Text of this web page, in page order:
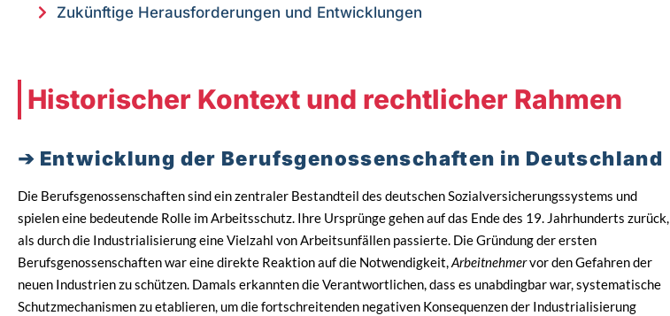
Zukünftige Herausforderungen und Entwicklungen
Historischer Kontext und rechtlicher Rahmen
Entwicklung der Berufsgenossenschaften in Deutschland
Die Berufsgenossenschaften sind ein zentraler Bestandteil des deutschen Sozialversicherungssystems und
spielen eine bedeutende Rolle im Arbeitsschutz. Ihre Ursprünge gehen auf das Ende des 19. Jahrhunderts zurück,
als durch die Industrialisierung eine Vielzahl von Arbeitsunfällen passierte. Die Gründung der ersten
Berufsgenossenschaften war eine direkte Reaktion auf die Notwendigkeit,Arbeitnehmervor den Gefahren der
neuen Industrien zu schützen. Damals erkannten die Verantwortlichen, dass es unabdingbar war, systematische
Schutzmechanismen zu etablieren, um die fortschreitenden negativen Konsequenzen der Industrialisierung